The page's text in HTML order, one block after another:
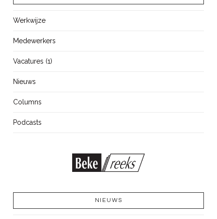
Werkwijze
Medewerkers
Vacatures (1)
Nieuws
Columns
Podcasts
NIEUWS